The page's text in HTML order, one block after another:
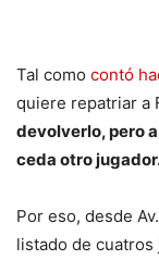
Tal como contó
quiere repatriar a
devolverlo, pero
ceda otro
Por eso, desde
listado de cuatros